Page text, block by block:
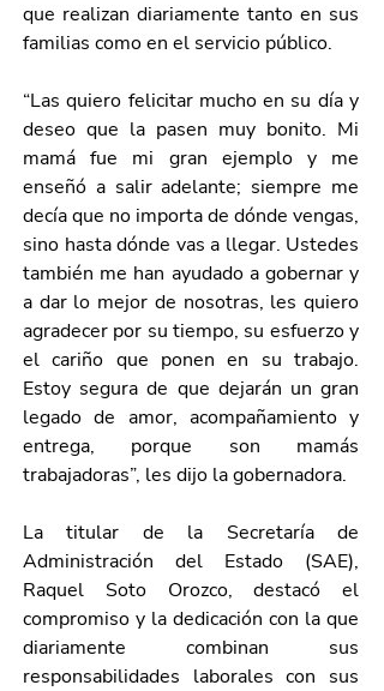
que realizan diariamente tanto en sus
familias como en el servicio público.
“Las quiero felicitar mucho en su día y
deseo que la pasen muy bonito. Mi
mamá fue mi gran ejemplo y me
enseñó a salir adelante; siempre me
decía que no importa de dónde vengas,
sino hasta dónde vas a llegar. Ustedes
también me han ayudado a gobernar y
a dar lo mejor de nosotras, les quiero
agradecer por su tiempo, su esfuerzo y
el cariño que ponen en su trabajo.
Estoy segura de que dejarán un gran
legado de amor, acompañamiento y
entrega, porque son mamás
trabajadoras”, les dijo la gobernadora.
La titular de la Secretaría de
Administración del Estado (SAE),
Raquel Soto Orozco, destacó el
compromiso y la dedicación con la que
diariamente combinan sus
responsabilidades laborales con sus